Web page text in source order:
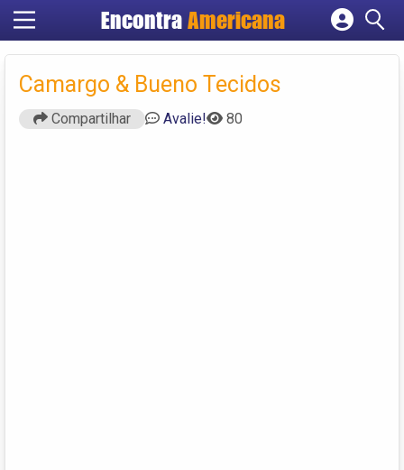
Encontra Americana
Cadastrar empresa
Criar conta
Camargo & Bueno Tecidos
Compartilhar Avalie! 80